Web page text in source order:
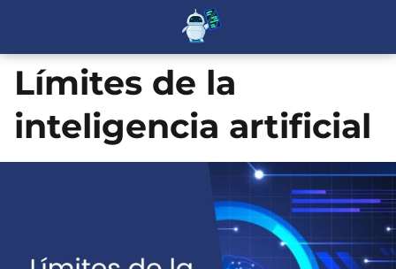
Límites de la
inteligencia artificial